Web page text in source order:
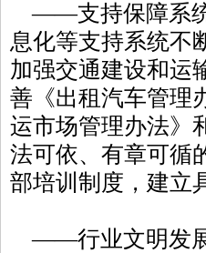
——支持保障系统
息化等支持系统不
加强交通建设和运
善《出租汽车管理
运市场管理办法》
法可依、有章可循
部培训制度，建立
——行业文明发展